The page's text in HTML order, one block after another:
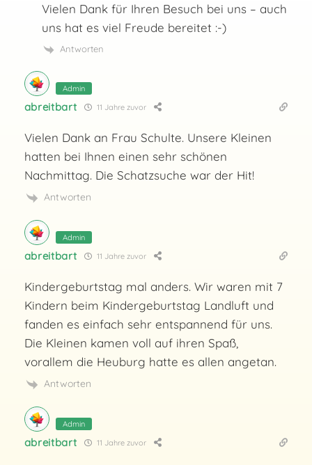
Vielen Dank für Ihren Besuch bei uns – auch
uns hat es viel Freude bereitet :-)
Antworten
Admin
abreitbart 11 Jahre zuvor
Vielen Dank an Frau Schulte. Unsere Kleinen
hatten bei Ihnen einen sehr schönen
Nachmittag. Die Schatzsuche war der Hit!
Antworten
Admin
abreitbart 11 Jahre zuvor
Kindergeburtstag mal anders. Wir waren mit 7
Kindern beim Kindergeburtstag Landluft und
fanden es einfach sehr entspannend für uns.
Die Kleinen kamen voll auf ihren Spaß,
vorallem die Heuburg hatte es allen angetan.
Antworten
Admin
abreitbart 11 Jahre zuvor